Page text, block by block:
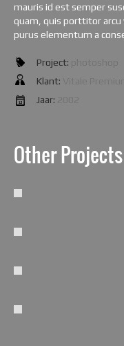
mauris id est semper
quam, quis porttitor
purus elementum a
Project:
Klant:
Jaar:
Other Projects